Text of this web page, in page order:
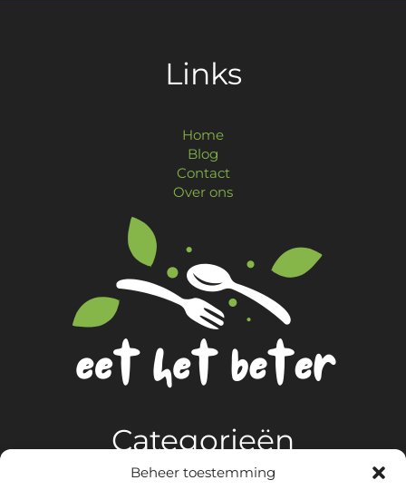
Beheer toestemming
Links
Home
Blog
Contact
Over ons
Categorieën